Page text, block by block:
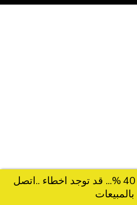
خصومات تصل الى 40 %... قد توجد اخطاء ..اتصل
بالمبيعات